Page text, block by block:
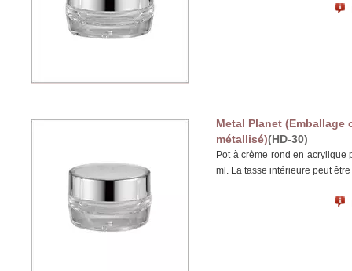
Metal Planet
métallisé)(HD-30)
Pot à crème rond en
ml. La tasse intérieure peut